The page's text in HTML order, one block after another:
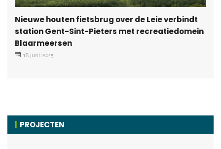
Nieuwe houten fietsbrug over de Leie verbindt
station Gent-Sint-Pieters met recreatiedomein
Blaarmeersen
18 juni 2025
PROJECTEN